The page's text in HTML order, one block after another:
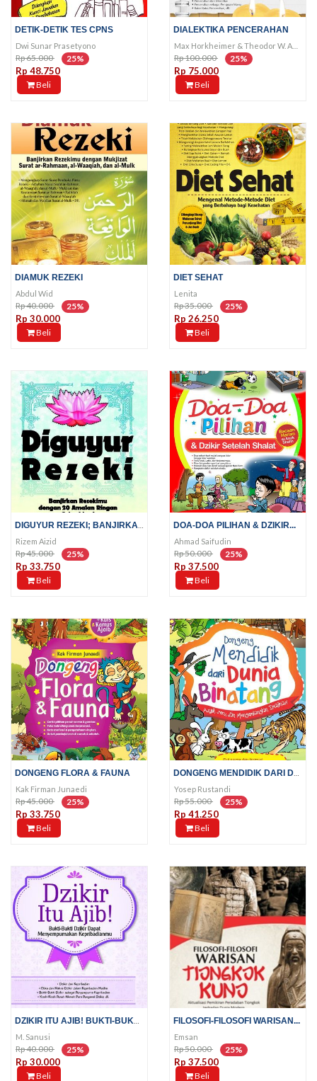
DETIK-DETIK TES CPNS
Dwi Sunar Prasetyono
Rp 65.000 25%
Rp 48.750
Beli
DIALEKTIKA PENCERAHAN
Rp 100.000 25%
Rp 75.000
Beli
DIAMUK REZEKI
Abdul Wid
Rp 40.000 25%
Rp 30.000
Beli
DIET SEHAT
Lenita
Rp 35.000 25%
Rp 26.250
Beli
Rizem Aizid
Rp 45.000 25%
Rp 33.750
Beli
DOA-DOA PILIHAN & DZIKIR...
Ahmad Saifudin
Rp 50.000 25%
Rp 37.500
Beli
DONGENG FLORA & FAUNA
Kak Firman Junaedi
Rp 45.000 25%
Rp 33.750
Beli
Yosep Rustandi
Rp 55.000 25%
Rp 41.250
Beli
M. Sanusi
Rp 40.000 25%
Rp 30.000
Beli
FILOSOFI-FILOSOFI WARISAN...
Emsan
Rp 50.000 25%
Rp 37.500
Beli